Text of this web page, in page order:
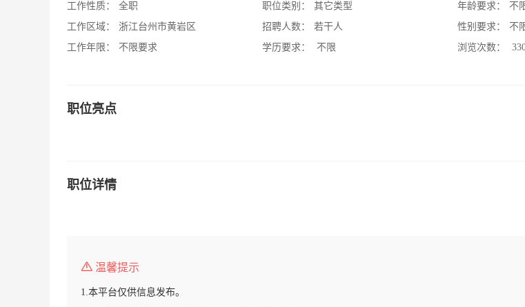
工作性质：
全职
工作区域：
浙江台州市黄岩区
工作年限：
不限要求
职位类别：
其它类型
招聘人数：
若干人
学历要求：
不限
年龄要求：
不
性别要求：
不
浏览次数：
职位亮点
职位详情
温馨提示
1.本平台仅供信息发布。